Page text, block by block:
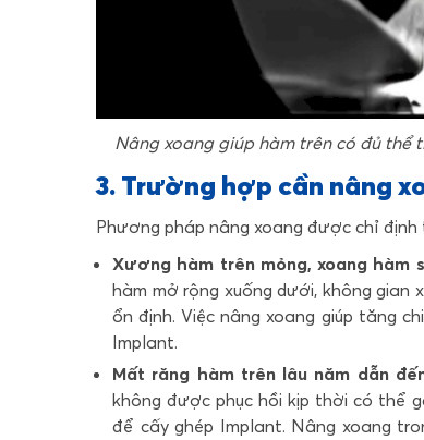
Nâng xoang giúp hàm trên có đủ
3. Trường hợp cần nâng
Phương pháp nâng xoang được chỉ
Xương hàm trên mỏng, xoang hàm
hàm mở rộng xuống dưới, không
ổn định. Việc nâng xoang giúp tăng
Implant.
Mất răng hàm trên lâu năm dẫn
không được phục hồi kịp thời có thể
để cấy ghép Implant. Nâng xoang